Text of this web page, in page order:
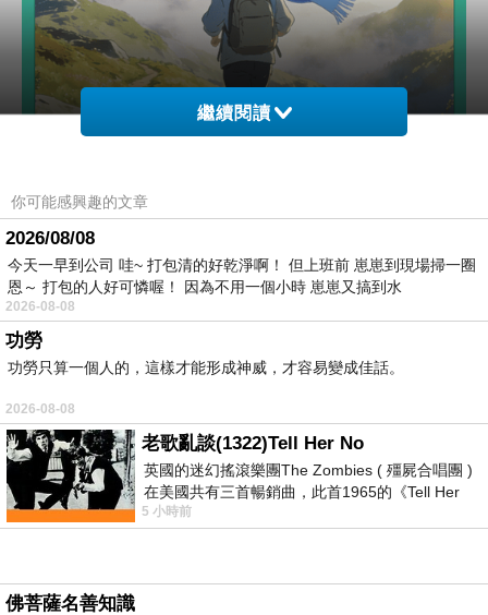
繼續閱讀
你可能感興趣的文章
2026/08/08
今天一早到公司 哇~ 打包清的好乾淨啊！ 但上班前 崽崽到現場掃一圈
恩～ 打包的人好可憐喔！ 因為不用一個小時 崽崽又搞到水
2026-08-08
功勞
功勞只算一個人的，這樣才能形成神威，才容易變成佳話。
2026-08-08
老歌亂談(1322)Tell Her No
英國的迷幻搖滾樂團The Zombies ( 殭屍合唱團 )
在美國共有三首暢銷曲，此首1965的《Tell Her
No》即為其中之一，在告示牌百大單曲
5 小時前
佛菩薩名善知識